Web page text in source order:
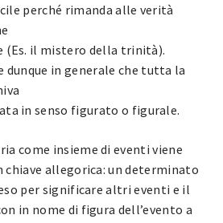
perché rimanda alle verità
(Es. il mistero della trinità).
dunque in generale che tutta la
in senso figurato o figurale.
come insieme di eventi viene
allegorica: un determinato
per significare altri eventi e il
in nome di figura dell’evento a